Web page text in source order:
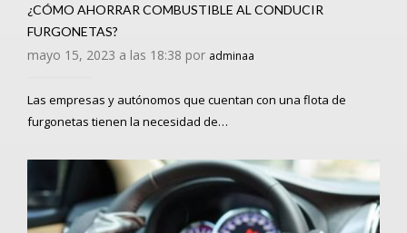
¿CÓMO AHORRAR COMBUSTIBLE AL CONDUCIR
FURGONETAS?
mayo 15, 2023 a las 18:38 por adminaa
Las empresas y autónomos que cuentan con una flota de
furgonetas tienen la necesidad de…